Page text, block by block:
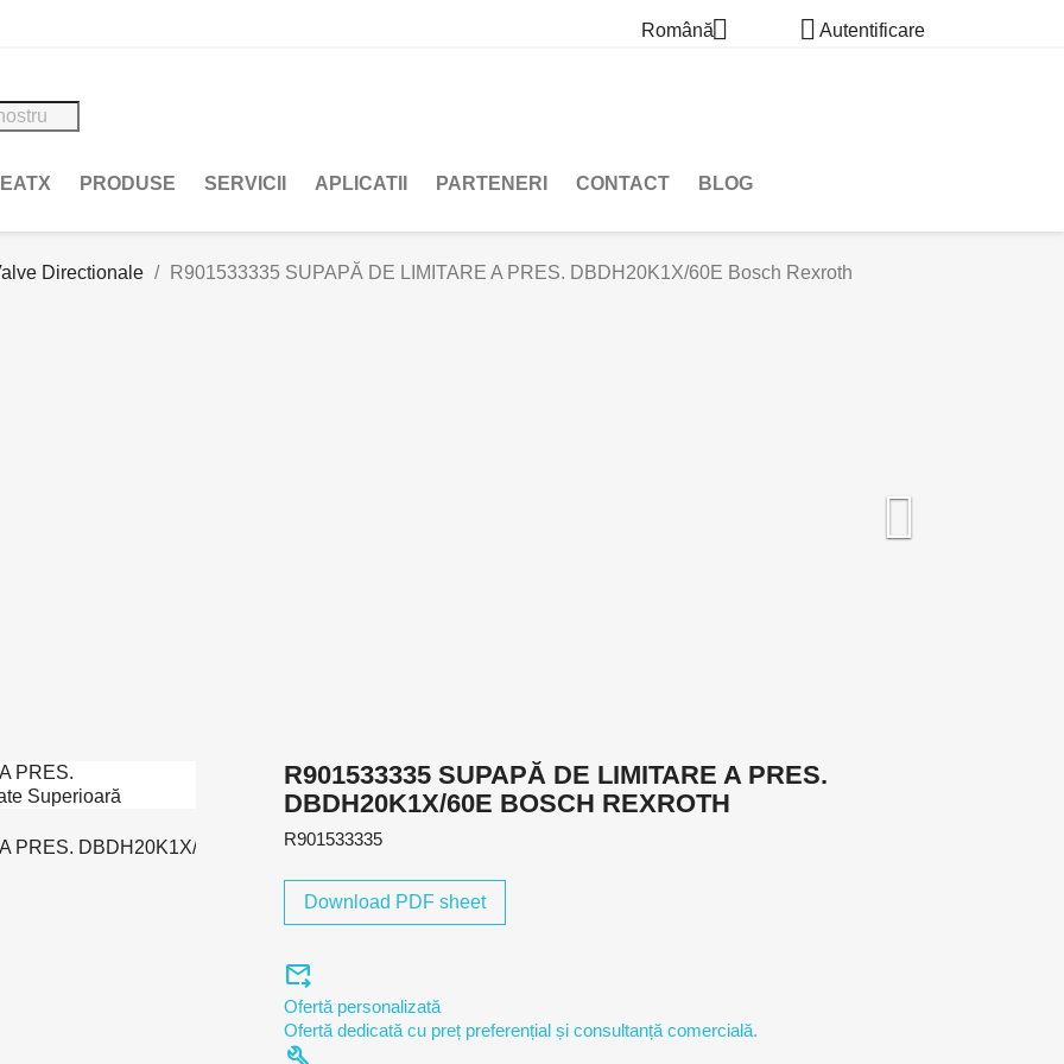
Română  Autentificare
PRODUSE SERVICII APLICATII PARTENERI CONTACT BLOG
Directionale R901533335 SUPAPĂ DE LIMITARE A PRES. DBDH20K1X/60E Bosch Rexroth

R901533335 SUPAPĂ DE LIMITARE A PRES.
DBDH20K1X/60E BOSCH REXROTH
R901533335
Download PDF sheet
forward_to_inbox
Ofertă personalizată
Ofertă dedicată cu preț preferențial și consultanță comercială.
build